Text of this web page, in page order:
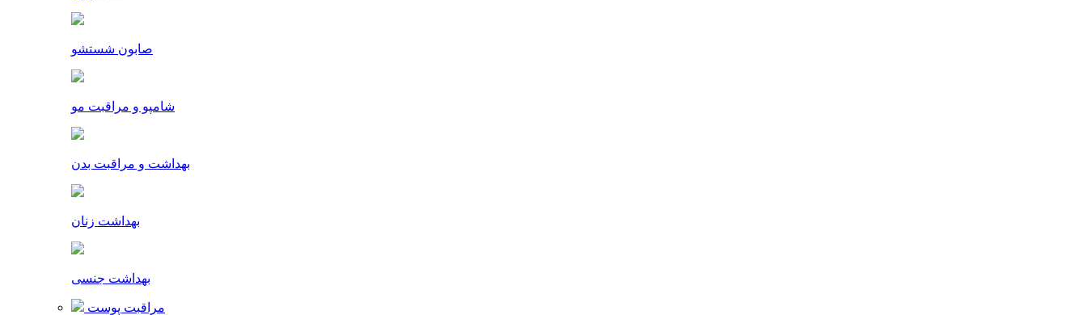
صابون شستشو
شامپو و مراقبت مو
بهداشت و مراقبت بدن
بهداشت زنان
بهداشت جنسی
مراقبت پوست